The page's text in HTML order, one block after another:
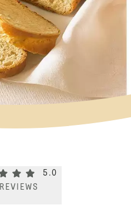
Current rating 5.0. Click to
5.0
REVIEWS